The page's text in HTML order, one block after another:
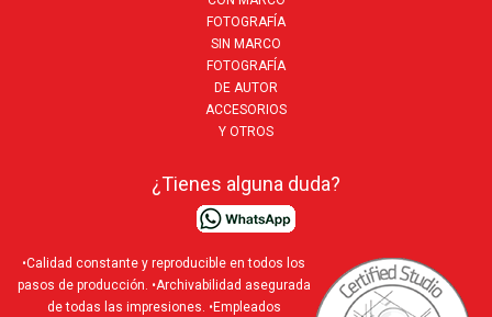
FOTOGRAFÍA
SIN MARCO
FOTOGRAFÍA
DE AUTOR
ACCESORIOS
Y OTROS
¿Tienes alguna duda?
•Calidad constante y reproducible en todos los
pasos de producción. •Archivabilidad asegurada
de todas las impresiones. •Empleados